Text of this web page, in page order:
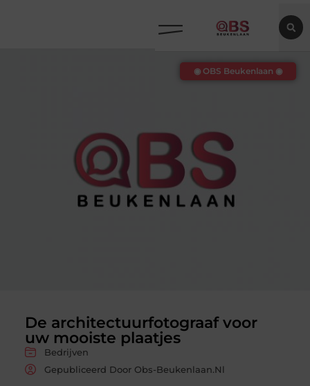
De architectuurfotograaf voor
uw mooiste plaatjes
Bedrijven
Gepubliceerd Door Obs-Beukenlaan.nl
◉ OBS Beukenlaan ◉